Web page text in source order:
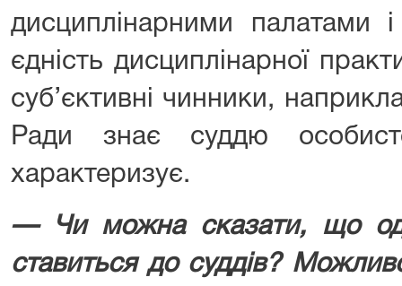
дисциплінарними
єдність дисциплінарної
суб’єктивні чинники,
Ради знає суддю
характеризує.
— Чи можна сказати, що
ставиться до суддів?